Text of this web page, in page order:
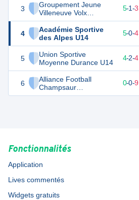
3
Groupement Jeune
Villeneuve Volx
Oraison
4
Académie Sportive
des Alpes U14
5
Union Sportive
Moyenne Durance U14
6
Alliance Football
Champsaur
Valgaudemar
24 5-1-3
22 5-0-4
10 4-2-4
1 0-0-9
Fonctionnalités
Application
Lives commentés
Widgets gratuits